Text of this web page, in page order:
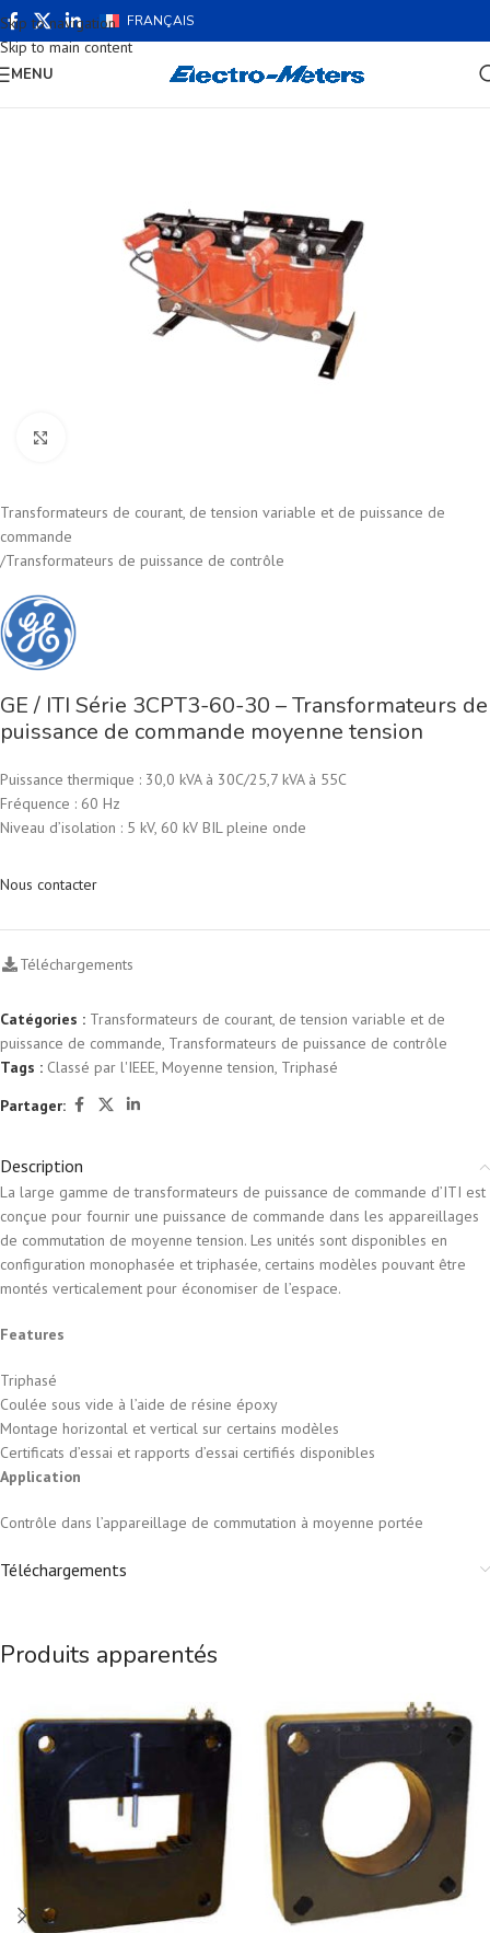
Skip to navigation
Skip to main content
FRANÇAIS
MENU
Transformateurs de courant, de tension variable et de puissance de
commande
/Transformateurs de puissance de contrôle
GE / ITI Série 3CPT3-60-30 – Transformateurs de
puissance de commande moyenne tension
Puissance thermique : 30,0 kVA à 30C/25,7 kVA à 55C
Fréquence : 60 Hz
Niveau d’isolation : 5 kV, 60 kV BIL pleine onde
Nous contacter
Téléchargements
Catégories : Transformateurs de courant, de tension variable et de
puissance de commande, Transformateurs de puissance de contrôle
Tags : Classé par l'IEEE, Moyenne tension, Triphasé
Partager:
Description
La large gamme de transformateurs de puissance de commande d’ITI est
conçue pour fournir une puissance de commande dans les appareillages
de commutation de moyenne tension. Les unités sont disponibles en
configuration monophasée et triphasée, certains modèles pouvant être
montés verticalement pour économiser de l’espace.
Features
Triphasé
Coulée sous vide à l’aide de résine époxy
Montage horizontal et vertical sur certains modèles
Certificats d’essai et rapports d’essai certifiés disponibles
Application
Contrôle dans l’appareillage de commutation à moyenne portée
Téléchargements
Produits apparentés